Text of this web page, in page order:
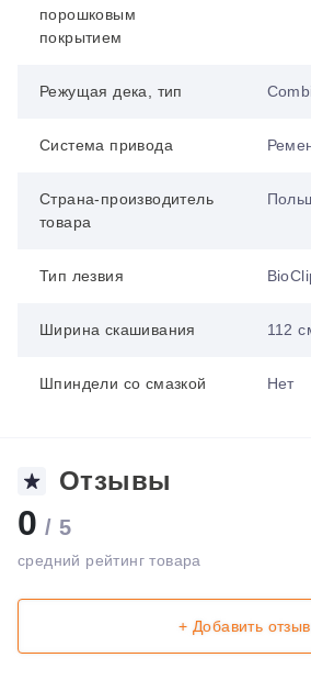
порошковым
покрытием
Режущая дека, тип
Система привода
Страна-производитель
товара
Тип лезвия
Ширина скашивания 112
Шпиндели со смазкой Нет
Отзывы
0 / 5
средний рейтинг товара
+ Добавить отзыв